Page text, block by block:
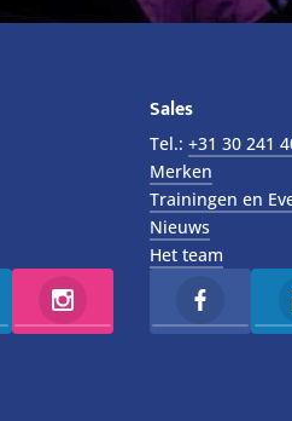
Sales
Tel.: +31 30 241
Merken
Trainingen en
Nieuws
Het team